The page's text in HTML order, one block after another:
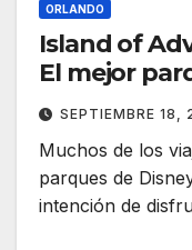
ORLANDO
Island of
El mejor
SEPTIEMBRE 18,
Muchos de los
parques de
intención de